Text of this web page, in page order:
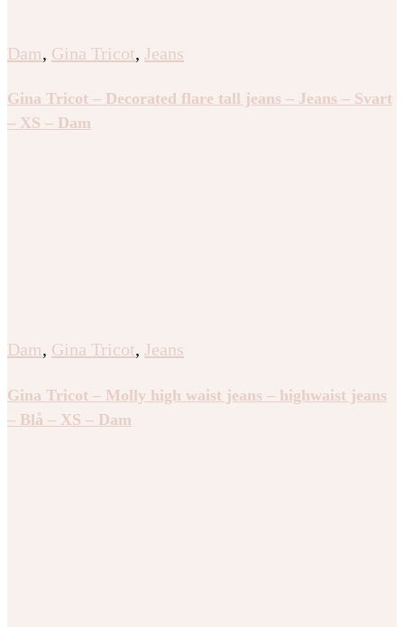
Dam, Gina Tricot, Jeans
Gina Tricot – Decorated flare tall jeans – Jeans – Svart
– XS – Dam
Dam, Gina Tricot, Jeans
Gina Tricot – Molly high waist jeans – highwaist jeans
– Blå – XS – Dam